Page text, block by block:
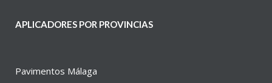
APLICADORES POR PROVINCIAS
Pavimentos Málaga